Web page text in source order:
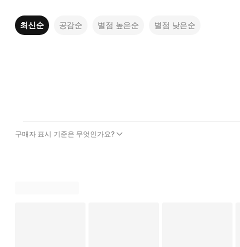
최신순 공감순 별점 높은순 별점 낮은순
구매자 표시 기준은 무엇인가요?